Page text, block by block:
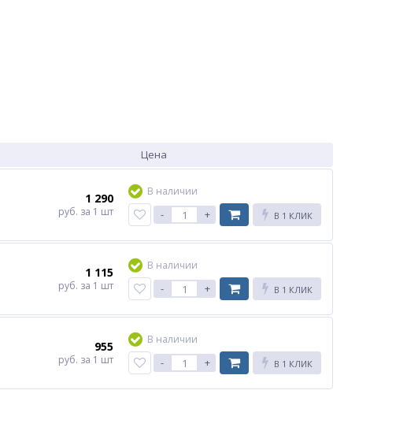
Цена
1 290
руб. за 1 шт
В наличии
- + В 1 КЛИК
1 115
руб. за 1 шт
В наличии
- + В 1 КЛИК
955
руб. за 1 шт
В наличии
- + В 1 КЛИК